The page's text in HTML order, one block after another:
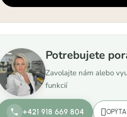
Potrebujete
Zavolajte nám alebo
funkcií
+421 918 669 804